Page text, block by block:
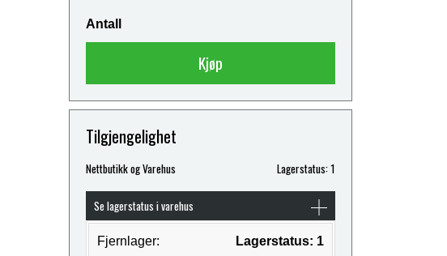
Antall
Kjøp
Tilgjengelighet
Nettbutikk og Varehus Lagerstatus: 1
Se lagerstatus i varehus
Fjernlager: Lagerstatus: 1